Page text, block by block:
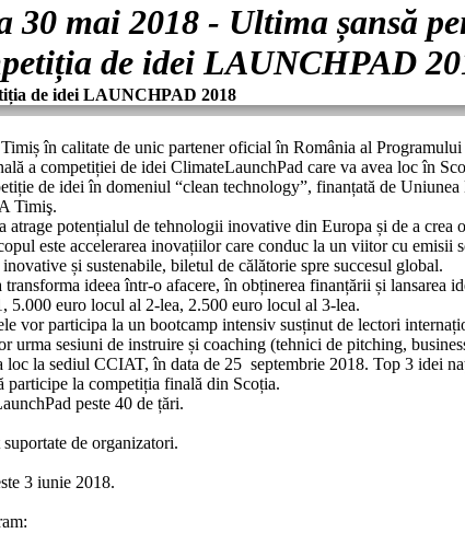
30 mai 2018 - Ultima șansă
de idei LAUNCHPAD
de idei LAUNCHPAD 2018
în calitate de unic partener oficial în România al
a competiției de idei ClimateLaunchPad care va avea loc în
de idei în domeniul “clean technology”, finanțată de
Timiş.
atrage potențialul de tehnologii inovative din Europa și de a
este accelerarea inovațiilor care conduc la un viitor cu emisii
și sustenabile, biletul de călătorie spre succesul global.
ideea într-o afacere, în obținerea finanțării și lansarea
5.000 euro locul al 2-lea, 2.500 euro locul al 3-lea.
vor participa la un bootcamp intensiv susținut de lectori
sesiuni de instruire și coaching (tehnici de pitching,
la sediul CCIAT, în data de 25 septembrie 2018. Top 3 idei
participe la competiția finală din Scoția.
peste 40 de țări.
de organizatori.
3 iunie 2018.